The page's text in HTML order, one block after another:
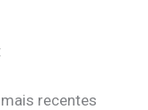
recentes